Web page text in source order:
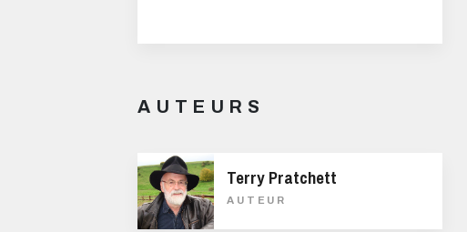
AUTEURS
Terry Pratchett
AUTEUR